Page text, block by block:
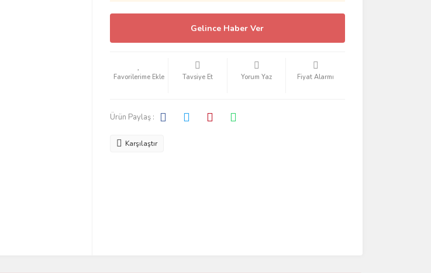
Gelince Haber Ver
Tavsiye Et Yorum Yaz Fiyat Alarmı
Ürün Paylaş :
Karşılaştır